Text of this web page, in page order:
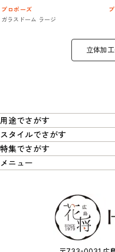
プロポーズ
ガラスドーム ラージ
立体加工
用途でさがす
スタイルでさがす
特集でさがす
メニュー